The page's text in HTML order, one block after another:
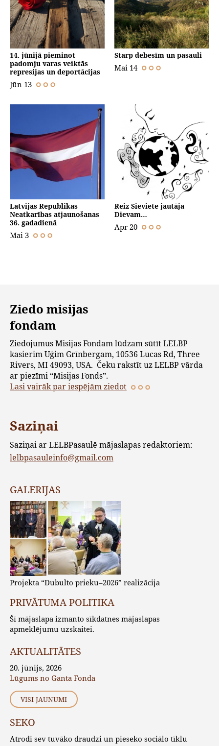
14. jūnijā pieminot
padomju varas veiktās
represijas un deportācijas
Jūn 13
Starp debesīm un pasauli
Mai 14
Latvijas Republikas
Neatkarības atjaunošanas
36. gadadienā
Mai 3
Reiz Sieviete jautāja
Dievam…
Apr 20
Ziedo misijas
fondam
Ziedojumus Misijas Fondam lūdzam sūtīt LELBP
kasierim Uģim Grīnbergam, 10536 Lucas Rd, Three
Rivers, MI 49093, USA. Čeku rakstīt uz LELBP vārda
ar piezīmi “Misijas Fonds”.
Lasi vairāk par iespējām ziedot
Saziņai
Saziņai ar LELBPasaulē mājaslapas redaktoriem:
lelbpasauleinfo@gmail.com
GALERIJAS
Projekta “Dubulto prieku–2026” realizācija
PRIVĀTUMA POLITIKA
Šī mājaslapa izmanto sīkdatnes mājaslapas
apmeklējumu uzskaitei.
AKTUALITĀTES
20. jūnijs, 2026
Lūgums no Ganta Fonda
VISI JAUNUMI
SEKO
Atrodi sev tuvāko draudzi un pieseko sociālo tīklu